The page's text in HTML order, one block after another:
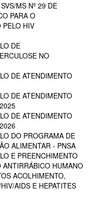
MS Nº 29 DE
PARA O
PELO HIV
DE
NO
DE ATENDIMENTO
DE ATENDIMENTO
DE ATENDIMENTO
DO PROGRAMA DE
ALIMENTAR - PNSA
E PREENCHIMENTO
ANTIRRÁBICO HUMANO
ACOLHIMENTO,
AIDS E HEPATITES